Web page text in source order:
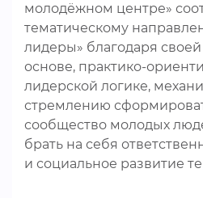
молодёжном центре»
тематическому
лидеры» благодаря
основе, практико-
лидерской логике,
стремлению
сообщество молодых
брать на себя
и социальное развитие